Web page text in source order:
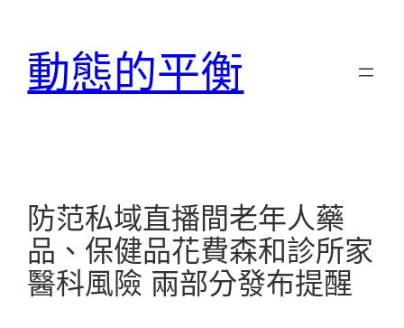
動態的平衡
防范私域直播間老年人藥
品、保健品花費森和診所家
醫科風險 兩部分發布提醒